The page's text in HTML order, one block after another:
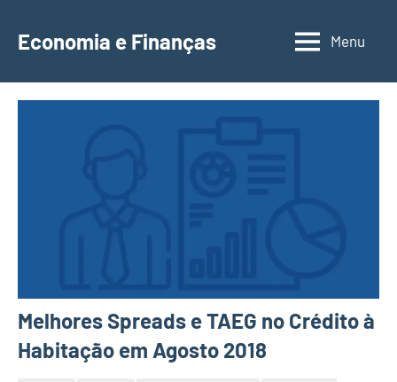
para
conteúdo
Economia e Finanças
Depósitos
Menu
Melhores Spreads e TAEG no Crédito à
Habitação em Agosto 2018